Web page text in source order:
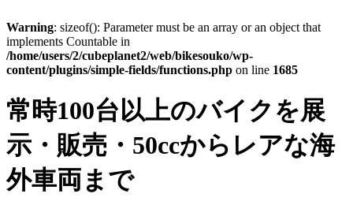
Warning: sizeof(): Parameter must be an array or an object that
implements Countable in
/home/users/2/cubeplanet2/web/bikesouko/wp-
content/plugins/simple-fields/functions.php on line 1685
常時100台以上のバイクを展
示・販売・50ccからレアな海
外車両まで